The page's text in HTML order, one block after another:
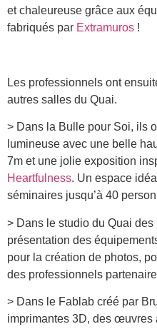
et chaleureuse grâce aux
fabriqués par Extramuros !
Les professionnels ont
autres salles du Quai.
> Dans la Bulle pour Soi, ils
lumineuse avec une belle
7m et une jolie exposition
Heartfulness. Un espace
séminaires jusqu’à 40
> Dans le studio du Quai
présentation des
pour la création de photos,
des professionnels
> Dans le Fablab créé par
imprimantes 3D, des œuvres